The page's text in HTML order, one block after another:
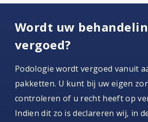
Wordt uw
vergoed?
Podologie wordt vergoed vanuit
pakketten. U kunt bij uw eigen
controleren of u recht heeft op
Indien dit zo is declareren wij, in